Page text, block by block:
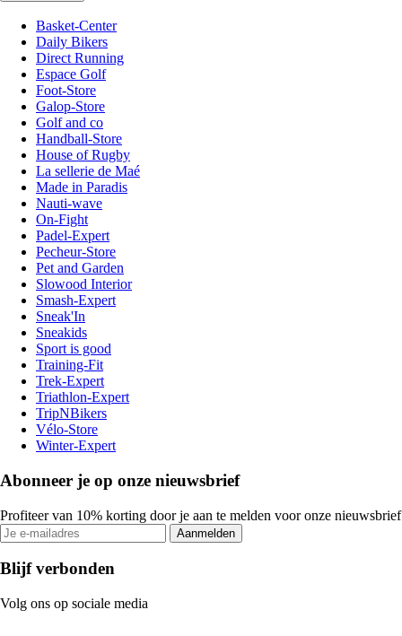
Basket-Center
Daily Bikers
Direct Running
Espace Golf
Foot-Store
Galop-Store
Golf and co
Handball-Store
House of Rugby
La sellerie de Maé
Made in Paradis
Nauti-wave
On-Fight
Padel-Expert
Pecheur-Store
Pet and Garden
Slowood Interior
Smash-Expert
Sneak'In
Sneakids
Sport is good
Training-Fit
Trek-Expert
Triathlon-Expert
TripNBikers
Vélo-Store
Winter-Expert
Abonneer je op onze nieuwsbrief
Profiteer van 10% korting door je aan te melden voor onze nieuwsbrief
Aanmelden
Blijf verbonden
Volg ons op sociale media